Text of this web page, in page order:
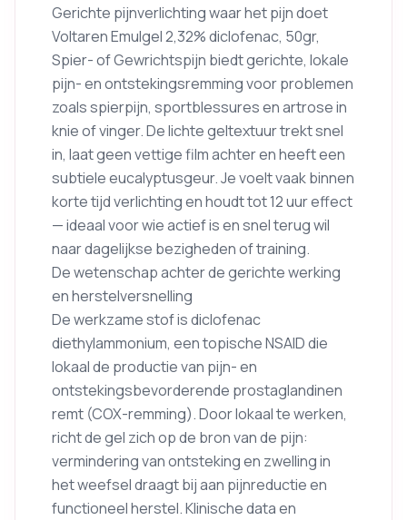
Gerichte pijnverlichting waar het pijn doet
Voltaren Emulgel 2,32% diclofenac, 50gr,
Spier- of Gewrichtspijn biedt gerichte, lokale
pijn- en ontstekingsremming voor problemen
zoals spierpijn, sportblessures en artrose in
knie of vinger. De lichte geltextuur trekt snel
in, laat geen vettige film achter en heeft een
subtiele eucalyptusgeur. Je voelt vaak binnen
korte tijd verlichting en houdt tot 12 uur effect
— ideaal voor wie actief is en snel terug wil
naar dagelijkse bezigheden of training.
De wetenschap achter de gerichte werking
en herstelversnelling
De werkzame stof is diclofenac
diethylammonium, een topische NSAID die
lokaal de productie van pijn- en
ontstekingsbevorderende prostaglandinen
remt (COX-remming). Door lokaal te werken,
richt de gel zich op de bron van de pijn:
vermindering van ontsteking en zwelling in
het weefsel draagt bij aan pijnreductie en
functioneel herstel. Klinische data en